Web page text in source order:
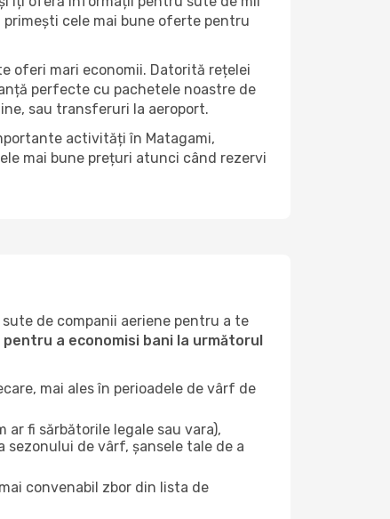
cele mai bune oferte pentru
oferi mari economii. Datorită rețelei
perfecte cu pachetele noastre de
sau transferuri la aeroport.
activități în Matagami,
mai bune prețuri atunci când rezervi
de companii aeriene pentru a te
a economisi bani la următorul
mai ales în perioadele de vârf de
fi sărbătorile legale sau vara),
sezonului de vârf, șansele tale de a
convenabil zbor din lista de